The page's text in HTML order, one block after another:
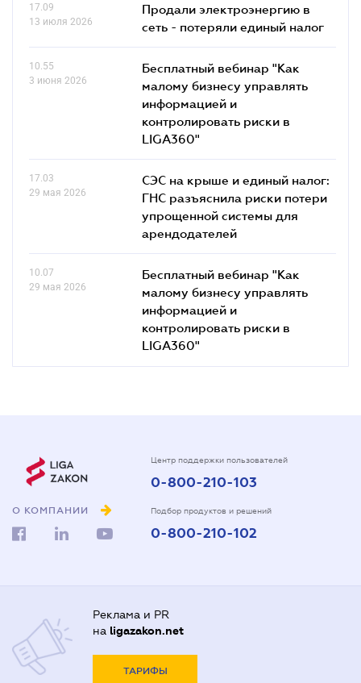
17.09
13 июля 2026
Продали электроэнергию в
сеть - потеряли единый налог
10.55
3 июня 2026
Бесплатный вебинар "Как
малому бизнесу управлять
информацией и
контролировать риски в
LIGA360"
17.03
29 мая 2026
СЭС на крыше и единый налог:
ГНС разъяснила риски потери
упрощенной системы для
арендодателей
10.07
29 мая 2026
Бесплатный вебинар "Как
малому бизнесу управлять
информацией и
контролировать риски в
LIGA360"
О КОМПАНИИ
Центр поддержки пользователей
0-800-210-103
Подбор продуктов и решений
0-800-210-102
Реклама и PR
на ligazakon.net
ТАРИФЫ